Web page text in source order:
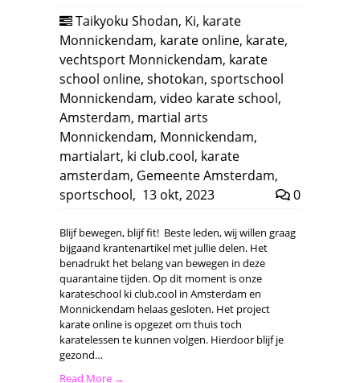
Taikyoku Shodan, Ki, karate
Monnickendam, karate online, karate,
vechtsport Monnickendam, karate
school online, shotokan, sportschool
Monnickendam, video karate school,
Amsterdam, martial arts
Monnickendam, Monnickendam,
martialart, ki club.cool, karate
amsterdam, Gemeente Amsterdam,
sportschool, 13 okt, 2023 0
Blijf bewegen, blijf fit! Beste leden, wij willen graag
bijgaand krantenartikel met jullie delen. Het
benadrukt het belang van bewegen in deze
quarantaine tijden. Op dit moment is onze
karateschool ki club.cool in Amsterdam en
Monnickendam helaas gesloten. Het project
karate online is opgezet om thuis toch
karatelessen te kunnen volgen. Hierdoor blijf je
gezond…
Read More →